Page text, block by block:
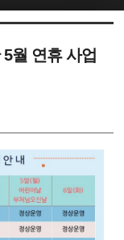
월 연휴 사업
5
5